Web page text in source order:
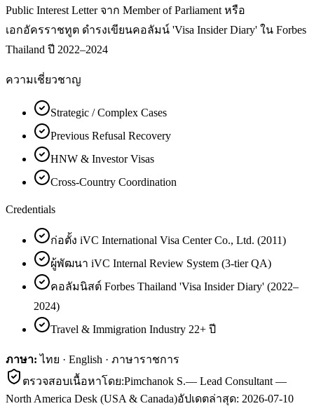
Public Interest Letter จาก Member of Parliament หรือ
เอกอัครราชทูต ดำรงเขียนคอลัมน์ 'Visa Insider Diary' ใน Forbes
Thailand ปี 2022–2024
ความเชี่ยวชาญ
Strategic / Complex Cases
Previous Refusal Recovery
HNW & Investor Visas
Cross-Country Coordination
Credentials
ก่อตั้ง iVC International Visa Center Co., Ltd. (2011)
ผู้พัฒนา iVC Internal Review System (3-tier QA)
คอลัมนิสต์ Forbes Thailand 'Visa Insider Diary' (2022–
2024)
Travel & Immigration Industry 22+ ปี
ภาษา: ไทย · English · ภาษาราชการ
ตรวจสอบเนื้อหาโดย:Pimchanok S.— Lead Consultant —
North America Desk (USA & Canada)อัปเดตล่าสุด: 2026-07-10